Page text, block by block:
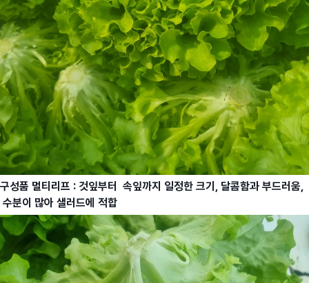
구성품 멀티리프 : 것잎부터 속잎까지 일정한 크기, 달콤함과 부드러움,
수분이 많아 샐러드에 적합